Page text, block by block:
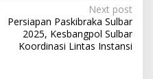
Next post
Persiapan Paskibraka Sulbar
2025, Kesbangpol Sulbar
Koordinasi Lintas Instansi